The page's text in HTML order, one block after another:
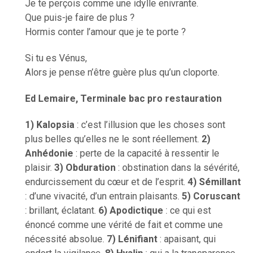
Je te perçois comme une idylle enivrante.
Que puis-je faire de plus ?
Hormis conter l’amour que je te porte ?
Si tu es Vénus,
Alors je pense n’être guère plus qu’un cloporte.
Ed Lemaire, Terminale bac pro restauration
1) Kalopsia: c’est l’illusion que les choses sont
plus belles qu’elles ne le sont réellement. 2)
Anhédonie: perte de la capacité à ressentir le
plaisir.3) Obduration: obstination dans la sévérité,
endurcissement du cœur et de l’esprit.4) Sémillant
: d’une vivacité, d’un entrain plaisants.5) Coruscant
: brillant, éclatant. 6) Apodictique: ce qui est
énoncé comme une vérité de fait et comme une
nécessité absolue. 7) Lénifiant : apaisant, qui